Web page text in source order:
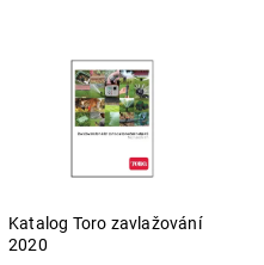
Katalog Toro zavlažování
2020